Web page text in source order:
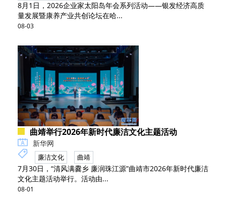
8月1日，2026企业家太阳岛年会系列活动——银发经济高质
量发展暨康养产业共创论坛在哈...
08-03
曲靖举行2026年新时代廉洁文化主题活动
新华网
廉洁文化 曲靖
7月30日，“清风满爨乡 廉润珠江源”曲靖市2026年新时代廉洁
文化主题活动举行。活动由...
08-01